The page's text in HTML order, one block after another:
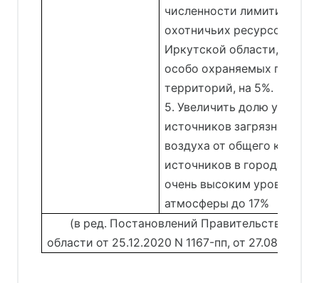
численности
охотничьих ресурсов на
Иркутской области, за
особо охраняемых
территорий, на 5%.
5. Увеличить долю
источников загрязнения
воздуха от общего
источников в городах с
очень высоким уровнем
атмосферы до 17%
(в ред. Постановлений Правительства
области от 25.12.2020 N 1167-пп, от 27.08.2021